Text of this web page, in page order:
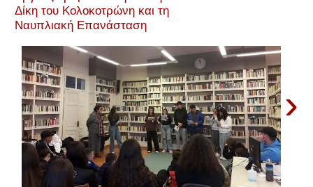
Δίκη του Κολοκοτρώνη και τη
Ναυπλιακή Επανάσταση
›